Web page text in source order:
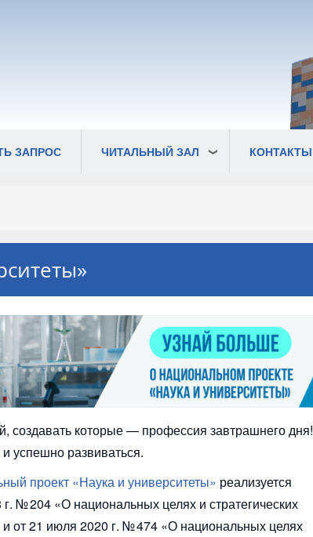
ЗАПРОС ЧИТАЛЬНЫЙ ЗАЛ КОНТАКТЫ
которые — профессия завтрашнего дня!
успешно развиваться.
проект «Наука и университеты» реализуется
№ 204 «О национальных целях и стратегических
от 21 июля 2020 г. № 474 «О национальных целях